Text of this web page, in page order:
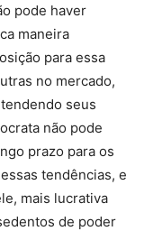
pode haver
maneira
para essa
no mercado,
seus
não pode
prazo para os
tendências, e
mais lucrativa
de poder